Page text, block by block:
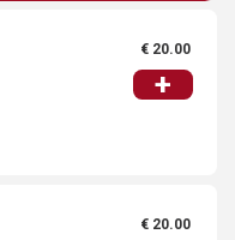
€ 20.00
+
€ 20.00